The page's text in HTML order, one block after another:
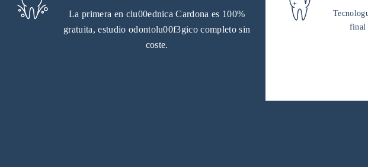
La primera en clu00ednica Cardona es 100%
gratuita, estudio odontolu00f3gico completo sin
coste.
final